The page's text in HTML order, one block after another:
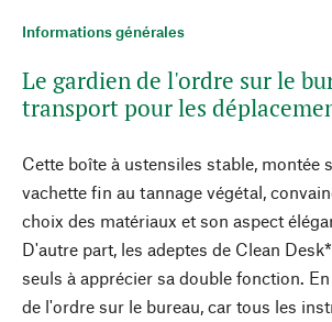
Informations générales
Le gardien de l'ordre sur le
transport pour les
Cette boîte à ustensiles stable, montée
vachette fin au tannage végétal,
choix des matériaux et son aspect
D'autre part, les adeptes de Clean
seuls à apprécier sa double fonction.
de l'ordre sur le bureau, car tous les